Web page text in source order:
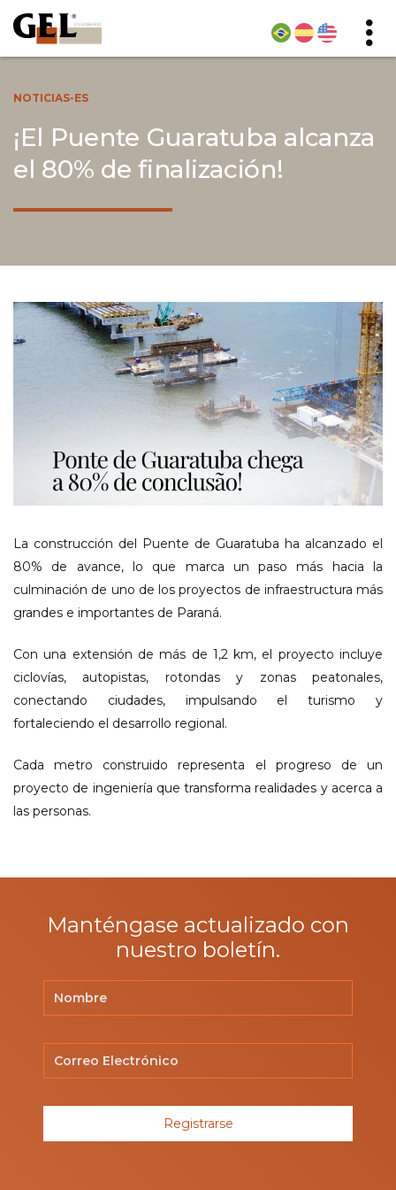
NOTICIAS-ES
¡El Puente Guaratuba alcanza
el 80% de finalización!
La construcción del Puente de Guaratuba ha alcanzado el
80% de avance, lo que marca un paso más hacia la
culminación de uno de los proyectos de infraestructura más
grandes e importantes de Paraná.
Con una extensión de más de 1,2 km, el proyecto incluye
ciclovías, autopistas, rotondas y zonas peatonales,
conectando ciudades, impulsando el turismo y
fortaleciendo el desarrollo regional.
Cada metro construido representa el progreso de un
proyecto de ingeniería que transforma realidades y acerca a
las personas.
Manténgase actualizado con
nuestro boletín.
Registrarse